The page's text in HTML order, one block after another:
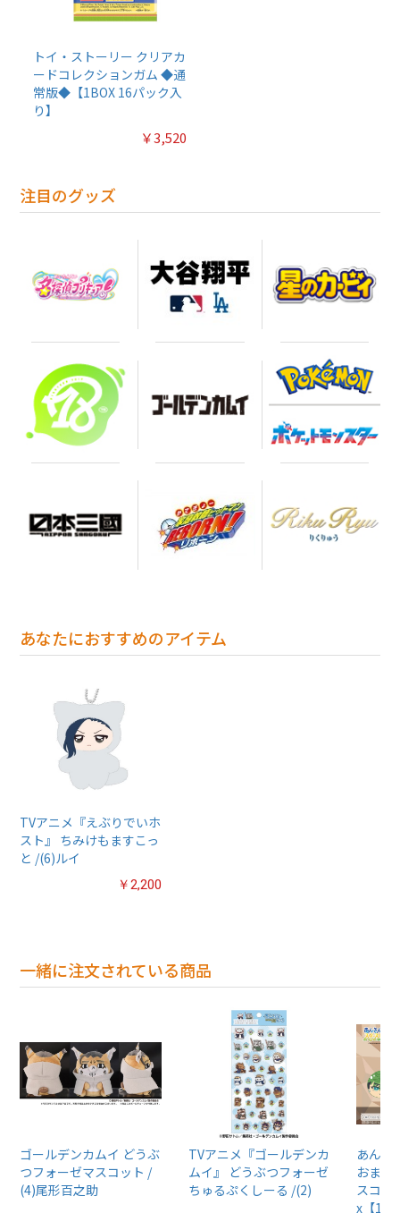
トイ・ストーリー クリアカ
ードコレクションガム ◆通
常版◆【1BOX 16パック入
り】
￥3,520
注目のグッズ
あなたにおすすめのアイテム
TVアニメ『えぶりでいホ
スト』 ちみけもますこっ
と /(6)ルイ
￥2,200
一緒に注文されている商品
ゴールデンカムイ どうぶ
つフォーゼマスコット /
(4)尾形百之助
TVアニメ『ゴールデンカ
ムイ』 どうぶつフォーゼ
ちゅるぷくしーる /(2)
あんさ
おまん
スコッ
x【